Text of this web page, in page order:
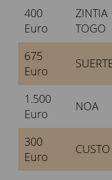
400
Euro
ZINTIA
TOGO
675
Euro
1.500
Euro
NOA
300
Euro
CUSTO